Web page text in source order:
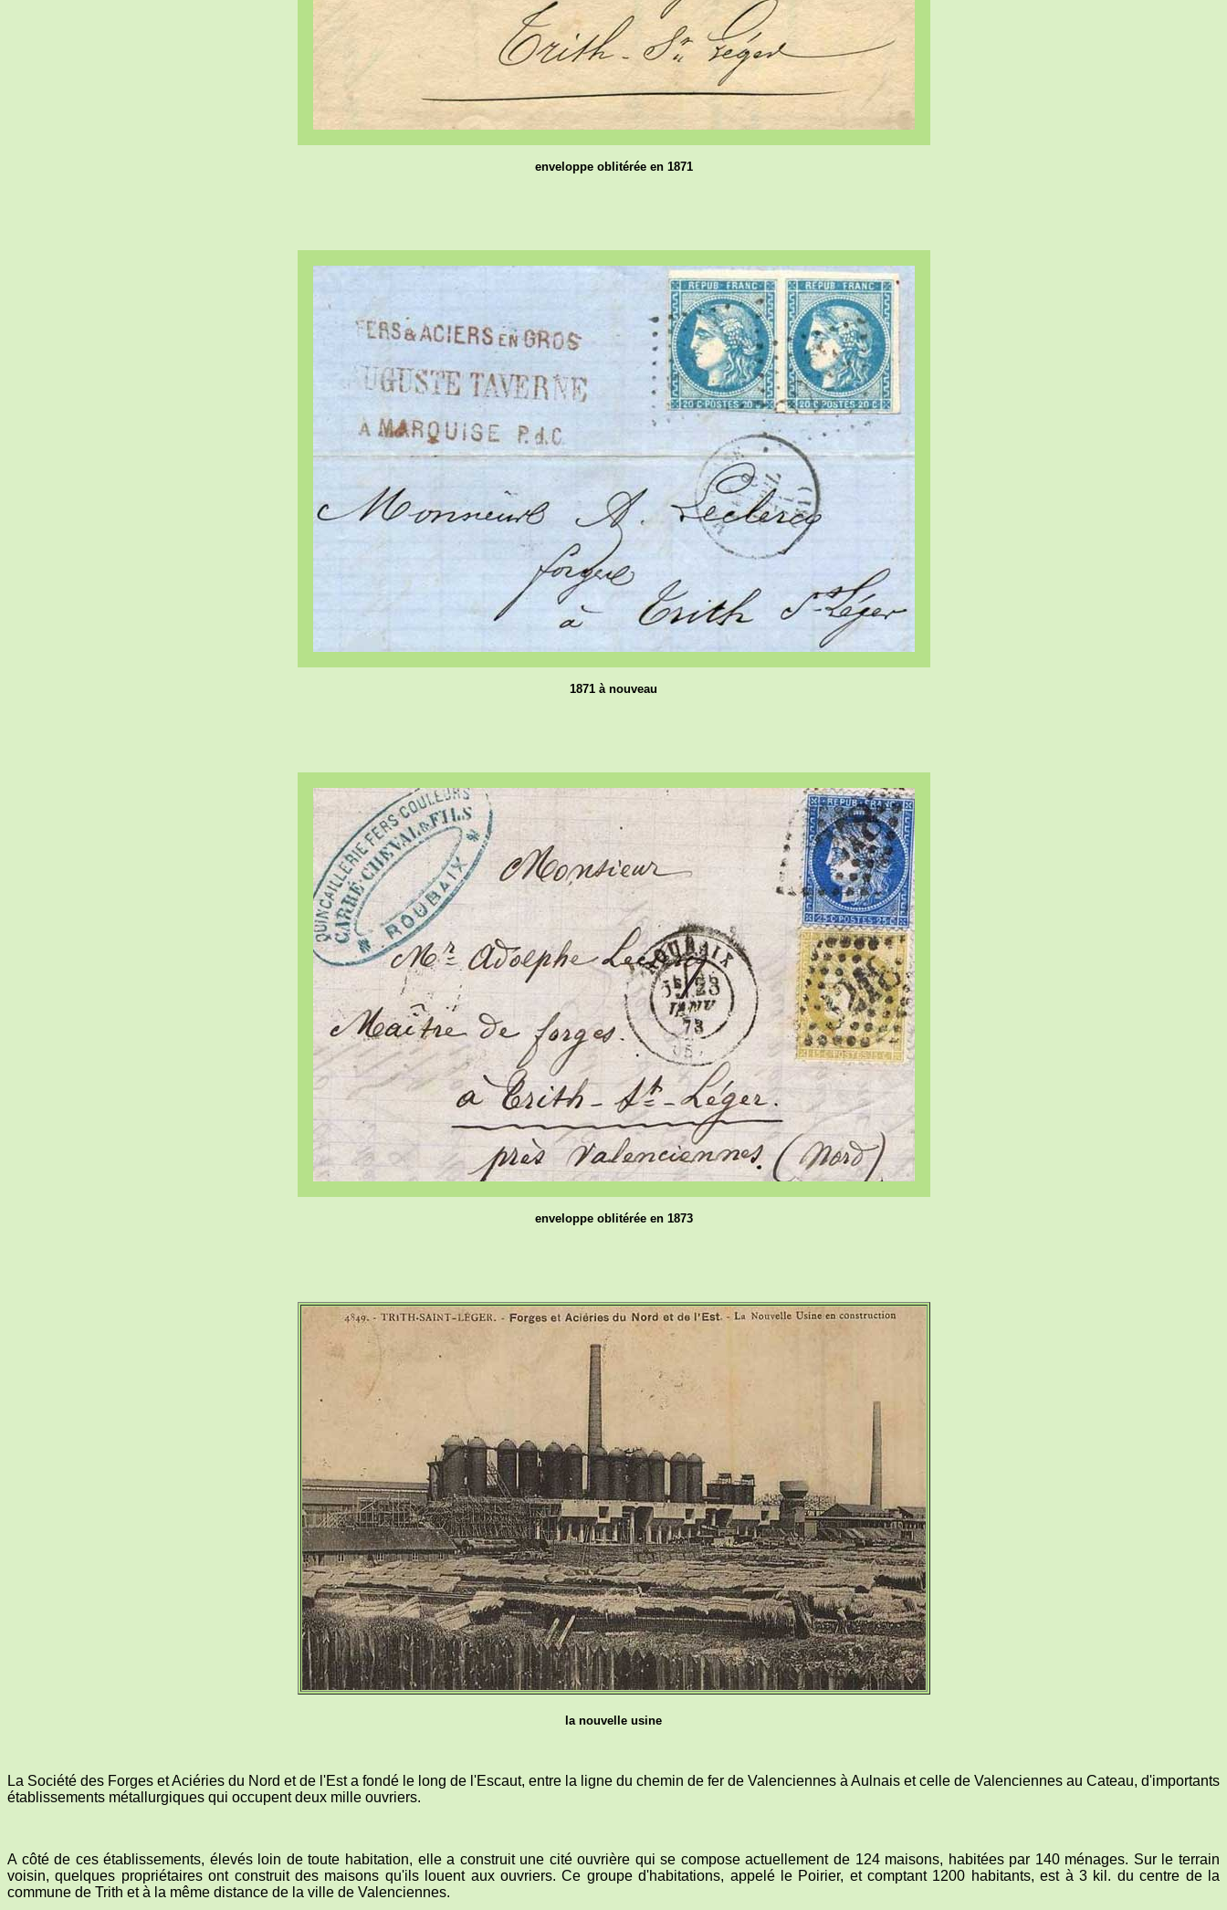
enveloppe oblitérée en 1871
1871 à nouveau
enveloppe oblitérée en 1873
la nouvelle usine
La Société des Forges et Aciéries du Nord et de l'Est a fondé le long de l'Escaut, entre la ligne du chemin de fer de Valenciennes à Aulnais et celle de Valenciennes au Cateau, d'importants
établissements métallurgiques qui occupent deux mille ouvriers.
A côté de ces établissements, élevés loin de toute habitation, elle a construit une cité ouvrière qui se compose actuellement de 124 maisons, habitées par 140 ménages. Sur le terrain
voisin, quelques propriétaires ont construit des maisons qu'ils louent aux ouvriers. Ce groupe d'habitations, appelé le Poirier, et comptant 1200 habitants, est à 3 kil. du centre de la
commune de Trith et à la même distance de la ville de Valenciennes.